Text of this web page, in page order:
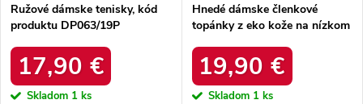
Ružové dámske tenisky, kód
produktu DP063/19P
17,90 €
Skladom 1 ks
Hnedé dámske členkové
topánky z eko kože na nízkom
10778C.PU
19,90 €
Skladom 1 ks